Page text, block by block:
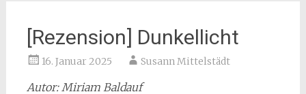
[Rezension] Dunkellicht
16. Januar 2025 Susann Mittelstädt
Autor: Miriam Baldauf